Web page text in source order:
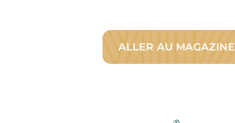
ALLER AU MAGAZINE